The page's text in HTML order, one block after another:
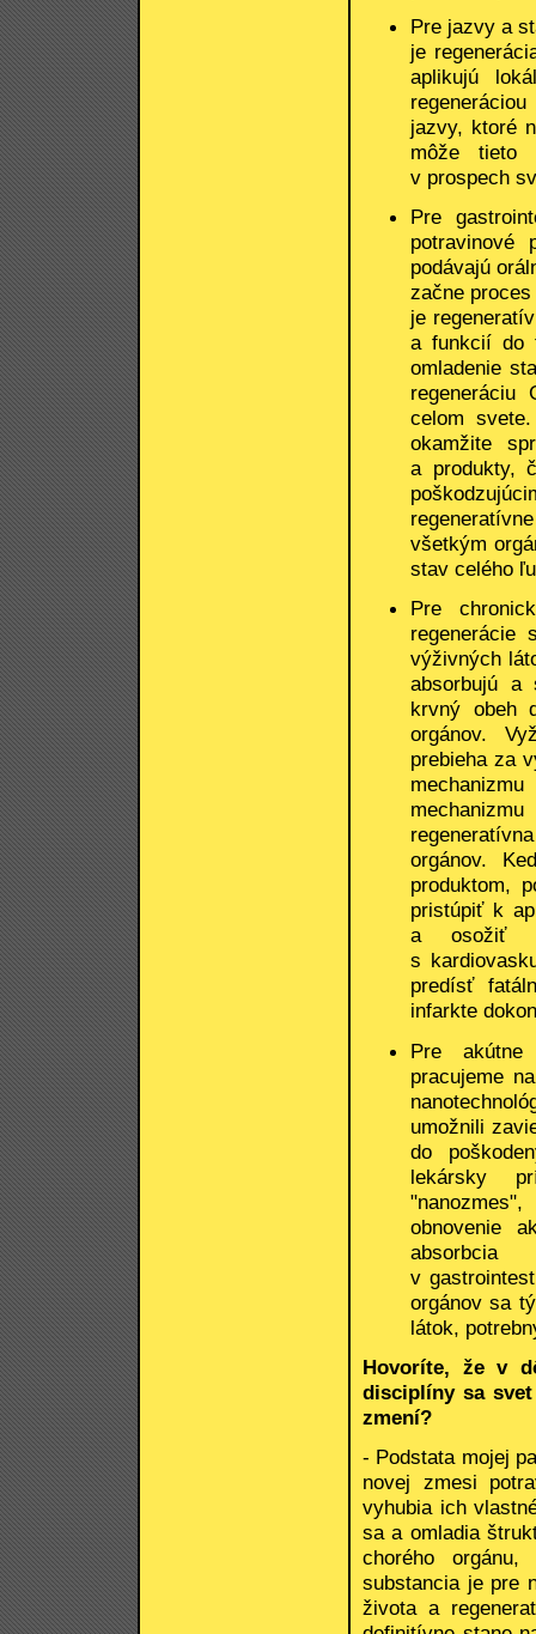
Pre jazvy a
je
aplikujú
jazvy, ktoré
môže tieto
v prospech
Pre
potravinové
podávajú
začne
je
a funkcií do
omladenie
regeneráciu
celom
okamžite
a produkty,
všetkým
stav celého
Pre
regenerácie
výživných
absorbujú a
krvný obeh
orgánov.
prebieha za
orgánov.
produktom,
pristúpiť k
a osožiť
s
predísť
infarkte
Pre akútne
pracujeme
umožnili
do
lekársky
obnovenie
v
orgánov sa
látok,
Hovoríte, že v
disciplíny sa
zmení?
- Podstata mojej
novej zmesi
vyhubia ich
sa a omladia
chorého
substancia je pre
života a